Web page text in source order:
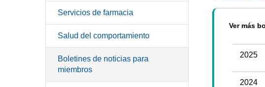
Servicios de farmacia
Salud del comportamiento
Boletines de noticias para
miembros
Ver más
2025
2024